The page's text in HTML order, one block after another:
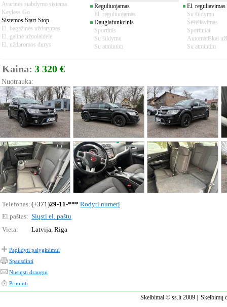
Avarinės stabdymo sistema
Keyless Go
Sistemos Start-Stop
El. bagažinės uždarymas
El. galinė užuolaidėlė
El. uždaromos durys
Reguliuojamas
El. reguliuojamas
Daugiafunkcinis
Sportinis
Su šildymu
Su atmintim
El. reguliavimas
Su šildymu
Šešėliavimas
Sportiniai
Automatiškai
Su atmintim
Kaina: 3 320 €
Nuotrauka:
Telefonas: (+371)29-11-*** Rodyti numerį
El.paštas: Siųsti el. paštu
Vieta:
Latvija, Riga
Papildyti palyginimui
Spausdinti
Nusiųsti draugui
Priminti
Skelbimai © ss.lt 2009 | Skelbimų